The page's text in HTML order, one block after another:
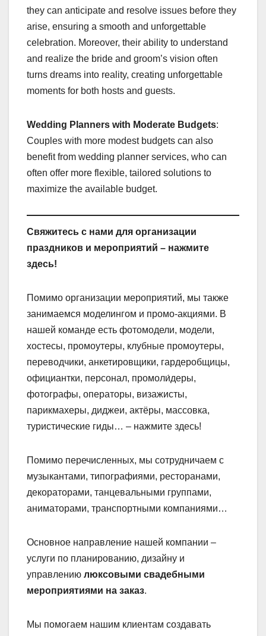
they can anticipate and resolve issues before they
arise, ensuring a smooth and unforgettable
celebration. Moreover, their ability to understand
and realize the bride and groom’s vision often
turns dreams into reality, creating unforgettable
moments for both hosts and guests.
Wedding Planners with Moderate Budgets:
Couples with more modest budgets can also
benefit from wedding planner services, who can
often offer more flexible, tailored solutions to
maximize the available budget.
Свяжитесь с нами для организации
праздников и мероприятий – нажмите
здесь!
Помимо организации мероприятий, мы также
занимаемся моделингом и промо-акциями. В
нашей команде есть фотомодели, модели,
хостесы, промоутеры, клубные промоутеры,
переводчики, анкетировщики, гардеробщицы,
официантки, персонал, промоли́деры,
фотографы, операторы, визажисты,
парикмахеры, диджеи, актёры, массовка,
туристические гиды… – нажмите здесь!
Помимо перечисленных, мы сотрудничаем с
музыкантами, типографиями, ресторанами,
декораторами, танцевальными группами,
аниматорами, транспортными компаниями…
Основное направление нашей компании –
услуги по планированию, дизайну и
управлению люксовыми свадебными
мероприятиями на заказ.
Мы помогаем нашим клиентам создавать